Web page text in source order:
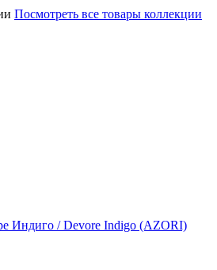
Посмотреть все товары коллекции
Индиго / Devore Indigo (AZORI)